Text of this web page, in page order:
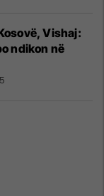
Vishaj:
ndikon në